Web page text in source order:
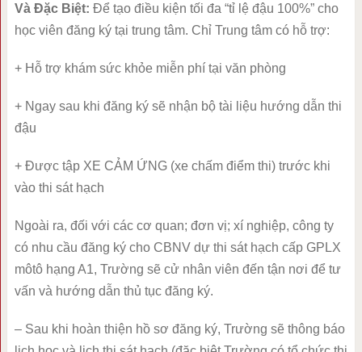
Và Đặc Biệt: Để tạo điều kiện tối đa “tỉ lệ đậu 100%” cho
học viên đăng ký tại trung tâm. Chỉ Trung tâm có hỗ trợ:
+ Hỗ trợ khám sức khỏe miễn phí tại văn phòng
+ Ngay sau khi đăng ký sẽ nhận bộ tài liệu hướng dẫn thi
đậu
+ Được tập XE CẢM ỨNG (xe chấm điểm thi) trước khi
vào thi sát hạch
Ngoài ra, đối với các cơ quan; đơn vị; xí nghiệp, công ty
có nhu cầu đăng ký cho CBNV dự thi sát hạch cấp GPLX
môtô hạng A1, Trường sẽ cử nhân viên đến tận nơi để tư
vấn và hướng dẫn thủ tục đăng ký.
– Sau khi hoàn thiện hồ sơ đăng ký, Trường sẽ thông báo